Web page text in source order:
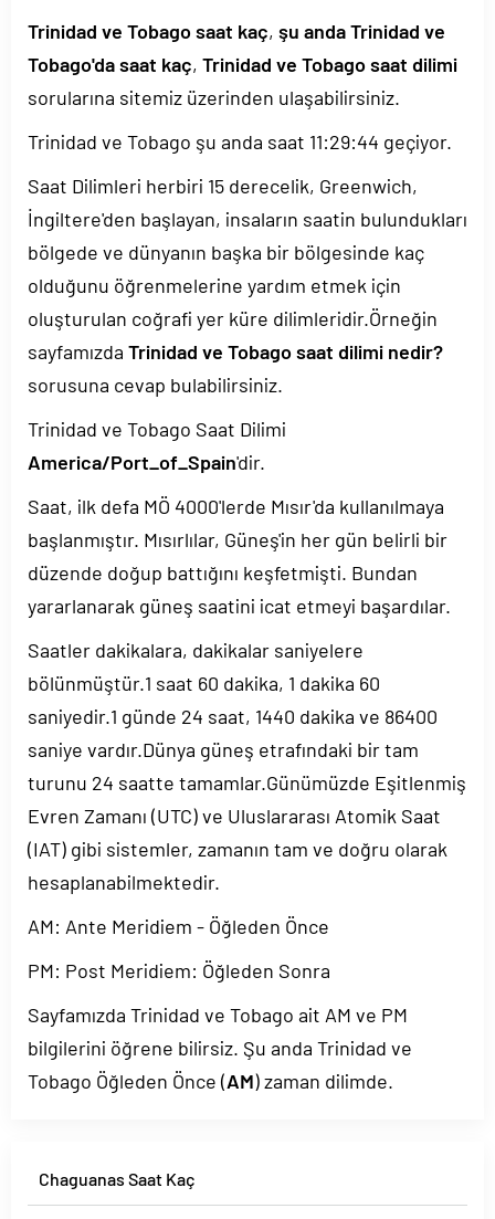
Trinidad ve Tobago saat kaç, şu anda Trinidad ve
Tobago'da saat kaç, Trinidad ve Tobago saat dilimi
sorularına sitemiz üzerinden ulaşabilirsiniz.
Trinidad ve Tobago şu anda saat 11:29:44 geçiyor.
Saat Dilimleri herbiri 15 derecelik, Greenwich,
İngiltere'den başlayan, insaların saatin bulundukları
bölgede ve dünyanın başka bir bölgesinde kaç
olduğunu öğrenmelerine yardım etmek için
oluşturulan coğrafi yer küre dilimleridir.Örneğin
sayfamızda Trinidad ve Tobago saat dilimi nedir?
sorusuna cevap bulabilirsiniz.
Trinidad ve Tobago Saat Dilimi
America/Port_of_Spain'dir.
Saat, ilk defa MÖ 4000'lerde Mısır'da kullanılmaya
başlanmıştır. Mısırlılar, Güneş'in her gün belirli bir
düzende doğup battığını keşfetmişti. Bundan
yararlanarak güneş saatini icat etmeyi başardılar.
Saatler dakikalara, dakikalar saniyelere
bölünmüştür.1 saat 60 dakika, 1 dakika 60
saniyedir.1 günde 24 saat, 1440 dakika ve 86400
saniye vardır.Dünya güneş etrafındaki bir tam
turunu 24 saatte tamamlar.Günümüzde Eşitlenmiş
Evren Zamanı (UTC) ve Uluslararası Atomik Saat
(IAT) gibi sistemler, zamanın tam ve doğru olarak
hesaplanabilmektedir.
AM: Ante Meridiem - Öğleden Önce
PM: Post Meridiem: Öğleden Sonra
Sayfamızda Trinidad ve Tobago ait AM ve PM
bilgilerini öğrene bilirsiz. Şu anda Trinidad ve
Tobago Öğleden Önce (AM) zaman dilimde.
Chaguanas Saat Kaç